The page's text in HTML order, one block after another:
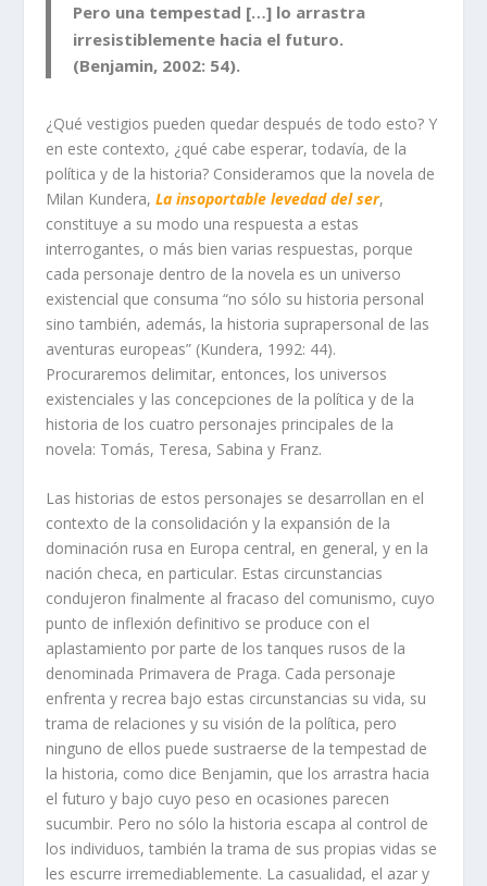
Pero una tempestad […] lo arrastra
irresistiblemente hacia el futuro.
(Benjamin, 2002: 54).
¿Qué vestigios pueden quedar después de todo esto? Y
en este contexto, ¿qué cabe esperar, todavía, de la
política y de la historia? Consideramos que la novela de
Milan Kundera,La insoportable levedad del ser,
constituye a su modo una respuesta a estas
interrogantes, o más bien varias respuestas, porque
cada personaje dentro de la novela es un universo
existencial que consuma “no sólo su historia personal
sino también, además, la historia suprapersonal de las
aventuras europeas” (Kundera, 1992: 44).
Procuraremos delimitar, entonces, los universos
existenciales y las concepciones de la política y de la
historia de los cuatro personajes principales de la
novela: Tomás, Teresa, Sabina y Franz.
Las historias de estos personajes se desarrollan en el
contexto de la consolidación y la expansión de la
dominación rusa en Europa central, en general, y en la
nación checa, en particular. Estas circunstancias
condujeron finalmente al fracaso del comunismo, cuyo
punto de inflexión definitivo se produce con el
aplastamiento por parte de los tanques rusos de la
denominada Primavera de Praga. Cada personaje
enfrenta y recrea bajo estas circunstancias su vida, su
trama de relaciones y su visión de la política, pero
ninguno de ellos puede sustraerse de la tempestad de
la historia, como dice Benjamin, que los arrastra hacia
el futuro y bajo cuyo peso en ocasiones parecen
sucumbir. Pero no sólo la historia escapa al control de
los individuos, también la trama de sus propias vidas se
les escurre irremediablemente. La casualidad, el azar y